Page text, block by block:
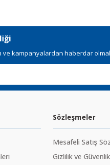
ve kampanyalardan haberdar
Sözleşmeler
Mesafeli Satış
Gizlilik ve Güvenlik